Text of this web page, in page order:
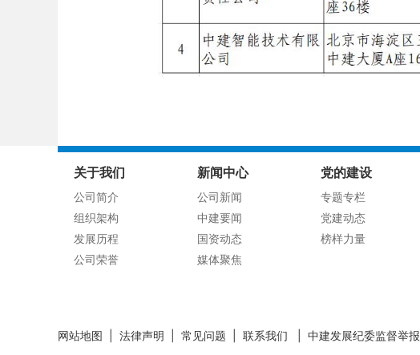
关于我们
公司简介
组织架构
发展历程
公司荣誉
新闻中心
公司新闻
中建要闻
国资动态
媒体聚焦
党的建设
专题专栏
党建动态
榜样力量
网站地图 法律声明 常见问题 联系我们 中建发展纪委监督举报